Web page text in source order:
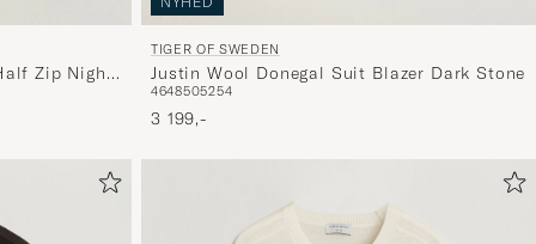
Zip Night
TIGER OF SWEDEN
Justin Wool Donegal Suit Blazer Dark Stone
4648505254
3 199,-